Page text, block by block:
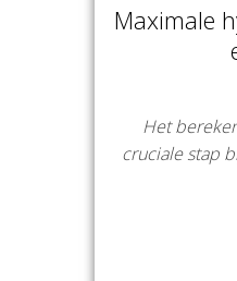
Maximale
Het
cruciale stap